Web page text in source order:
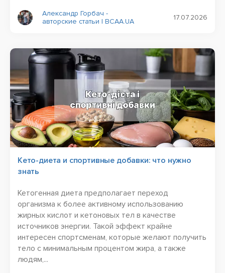
Александр Горбач -
авторские статьи | BCAA.UA
17.07.2026
Кето-диета и спортивные добавки: что нужно
знать
Кетогенная диета предполагает переход
организма к более активному использованию
жирных кислот и кетоновых тел в качестве
источников энергии. Такой эффект крайне
интересен спортсменам, которые желают получить
тело с минимальным процентом жира, а также
людям,...